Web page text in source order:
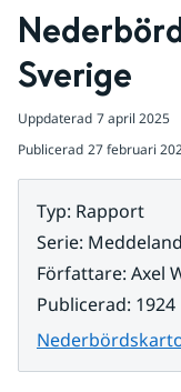
Sverige
Uppdaterad 7 april 2025
Publicerad 27 februari
Typ: Rapport
Serie:
Författare: Axel
Publicerad: 1924